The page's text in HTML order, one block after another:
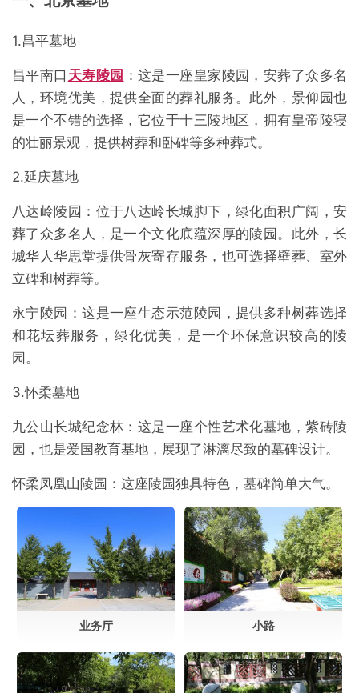
1.昌平墓地
昌平南口 天寿陵园 ：这是一座皇家陵园，安葬了众多名
人，环境优美，提供全面的葬礼服务。此外，景仰园也
是一个不错的选择，它位于十三陵地区，拥有皇帝陵寝
的壮丽景观，提供树葬和卧碑等多种葬式。
2.延庆墓地
八达岭陵园：位于八达岭长城脚下，绿化面积广阔，安
葬了众多名人，是一个文化底蕴深厚的陵园。此外，长
城华人华思堂提供骨灰寄存服务，也可选择壁葬、室外
立碑和树葬等。
永宁陵园：这是一座生态示范陵园，提供多种树葬选择
和花坛葬服务，绿化优美，是一个环保意识较高的陵
园。
3.怀柔墓地
九公山长城纪念林：这是一座个性艺术化墓地，紫砖陵
园，也是爱国教育基地，展现了淋漓尽致的墓碑设计。
怀柔凤凰山陵园：这座陵园独具特色，墓碑简单大气。
业务厅 小路